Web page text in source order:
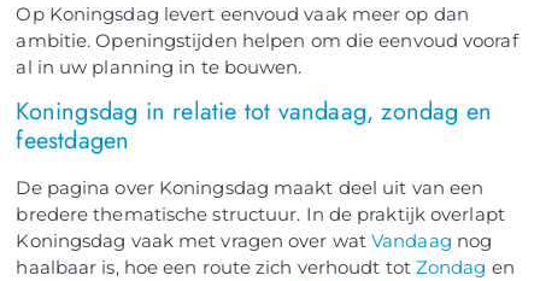
Op Koningsdag levert eenvoud vaak meer op dan
ambitie. Openingstijden helpen om die eenvoud vooraf
al in uw planning in te bouwen.
Koningsdag in relatie tot vandaag, zondag en
feestdagen
De pagina over Koningsdag maakt deel uit van een
bredere thematische structuur. In de praktijk overlapt
Koningsdag vaak met vragen over watVandaag nog
haalbaar is, hoe een route zich verhoudt tot Zondag en